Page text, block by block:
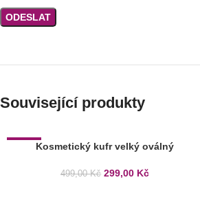
Související produkty
Kosmetický kufr velký oválný
499,00Kč 299,00 Kč